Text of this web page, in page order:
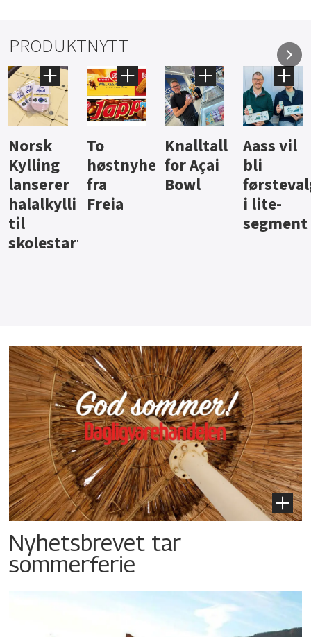
PRODUKTNYTT
To
høstnyheter
fra
Freia
Knalltall
for Açai
Bowl
Aass vil
bli
førstevalg
Brus og
jus fra
Nyhetsbrevet tar
sommerferie